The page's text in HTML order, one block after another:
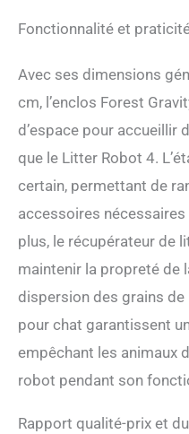
Fonctionnalité et
Avec ses dimensions
cm, l’enclos Forest
d’espace pour accueillir
que le Litter Robot 4.
certain, permettant de
accessoires nécessaires
plus, le récupérateur de
maintenir la propreté de
dispersion des grains
pour chat garantissent
empêchant les animaux
robot pendant son
Rapport qualité-prix et